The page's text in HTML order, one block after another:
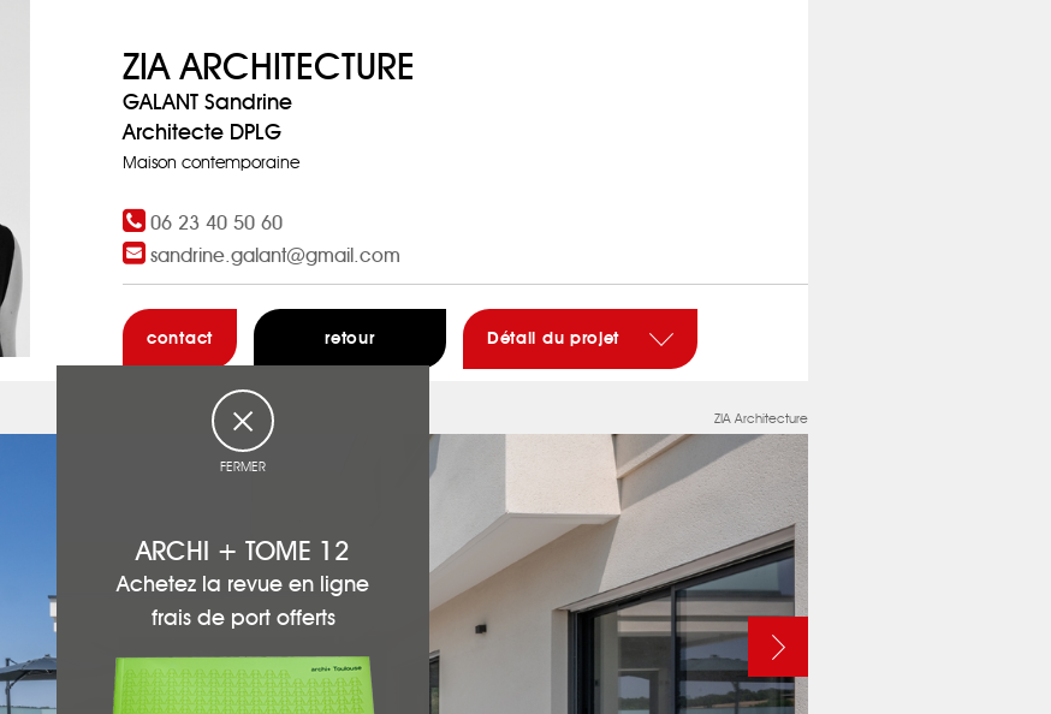
ZIA ARCHITECTURE
GALANT Sandrine
Architecte DPLG
Maison contemporaine
06 23 40 50 60
sandrine.galant@gmail.com
contact retour Détail du projet
ZIA Architecture
FERMER
ARCHI + TOME 12
Achetez la revue en ligne
frais de port offerts